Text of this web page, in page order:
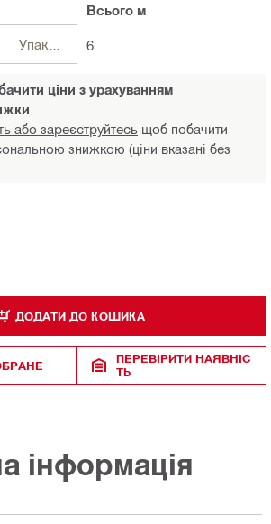
Упаковки
Всьогом
6
ціни з урахуванням
або зареєструйтесь щоб побачити
знижкою (ціни вказані без
ДОДАТИ ДО КОШИКА
ПЕРЕВІРИТИ НАЯВНІС
ТЬ
інформація